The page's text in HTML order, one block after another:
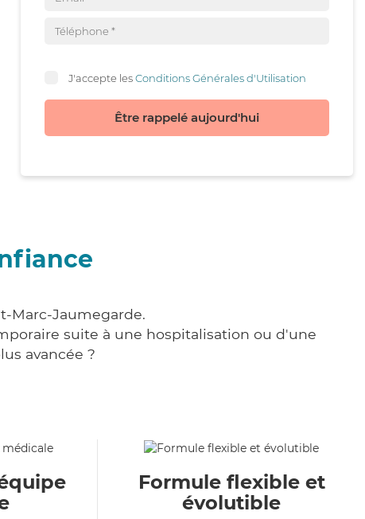
J'accepte lesConditions Générales d'Utilisation
Être rappelé aujourd'hui
Marc-Jaumegarde.
suite à une hospitalisation ou d'une
avancée ?
Formule flexible et
évolutible